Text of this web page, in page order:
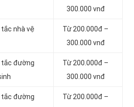
300.000 vnđ
tắc nhà vệ
Từ 200.000đ –
300.000 vnđ
tắc đường
Từ 200.000đ –
300.000 vnđ
tắc đường
Từ 200.000đ –